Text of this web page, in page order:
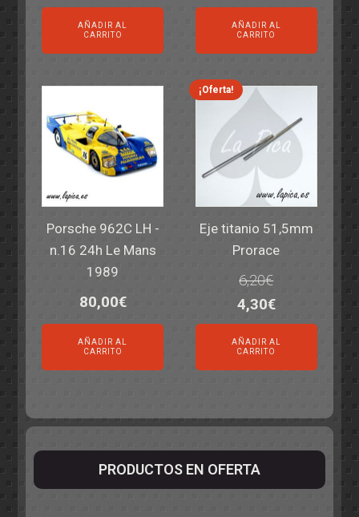
AÑADIR AL
CARRITO
precio
original
era:
4,25€.
precio
actual
es:
2,50€.
AÑADIR AL
CARRITO
Porsche 962C LH -
n.16 24h Le Mans
1989
80,00€
AÑADIR AL
CARRITO
¡Oferta!
Eje titanio 51,5mm
Prorace
6,20€
El
precio
original
era:
4,30€El
precio
es:
AÑADIR AL
CARRITO
PRODUCTOS EN OFERTA